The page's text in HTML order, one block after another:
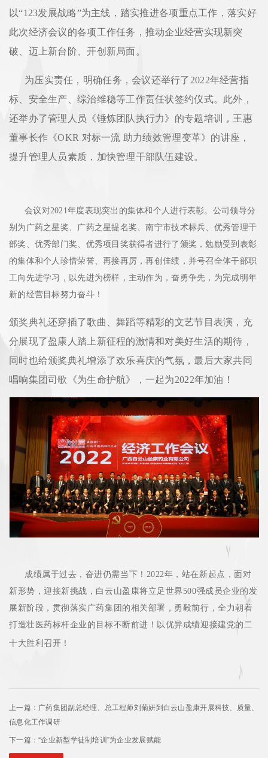
以“123发展战略”为主线，踏实推进各项重点工作，落实好
此次经济会议的各项工作任务，推动企业经营实现新突
破、迈上新台阶、开创新局面。
为压实责任，明确任务，会议还举行了2022年经营指
标、安全生产、综治维稳等工作责任状签约仪式。此外，
还举办了管理人员《锤炼团队执行力》的专题培训，王惠
董事长作《OKR 对标一流 助力绩效管理变革》的讲座，
提升管理人员素质，加快管理干部队伍建设。
会议对2021年度表现突出的集体和个人进行表彰。公司领导分
别为广药之星奖、广药之星提名奖、南宁市技术标兵、优秀管理干
部奖、优秀部门奖、优秀项目奖获得者进行了颁奖，勉励受到表彰
的集体和个人珍惜荣誉、再接再厉，再创佳绩，并号召全体干部职
工向先进学习，以先进为榜样，主动作为，奋勇争先，为完成明年
新的经营目标努力奋斗！
颁奖典礼还穿插了歌曲、舞蹈等精彩的文艺节目表演，充
分展现了盈康人踏上新征程的激情和对美好生活的期待，
同时也给颁奖典礼增添了欢乐喜庆的气氛，最后大家共同
唱响集团司歌《为生命护航》，一起为2022年加油！
成绩属于过去，奋进仍需当下！2022年，站在新起点，面对
新形势，迎接新挑战，白云山盈康将立足世界500强成员企业的发
展新阶段，贯彻落实广药集团的相关部署，勇毅前行，全力朝着
打造壮医药标杆企业的目标不断前进！以优异成绩迎接建党的二
十大胜利召开！
上一篇：广药集团副总经理、总工程师刘菊妍到白云山盈康开展科技、质量、
信息化工作调研
下一篇：“企业新型学徒制培训”为企业发展赋能